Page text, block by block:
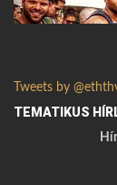
Tweets by
TEMATIKUS